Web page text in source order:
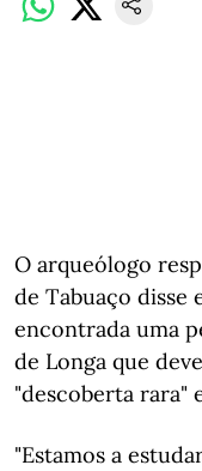
O arqueólogo
de Tabuaço disse
encontrada uma
de Longa que
"descoberta rara"
"Estamos a